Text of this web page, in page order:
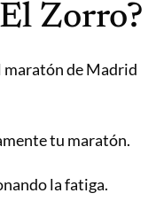
Zorro?
maratón de Madrid
tu maratón.
la fatiga.